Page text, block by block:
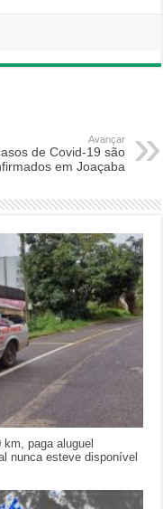
Avançar
de Covid-19 são
em Joaçaba
paga aluguel
nunca esteve disponível